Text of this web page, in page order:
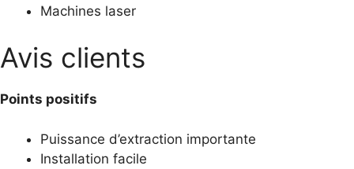
Machines laser
Avis clients
Points positifs
Puissance d’extraction importante
Installation facile